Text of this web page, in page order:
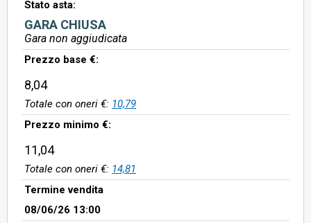
Stato asta:
GARA CHIUSA
Gara non aggiudicata
Prezzo base €:
8,04
Totale con oneri €: 10,79
Prezzo minimo €:
11,04
Totale con oneri €: 14,81
Termine vendita
08/06/26 13:00